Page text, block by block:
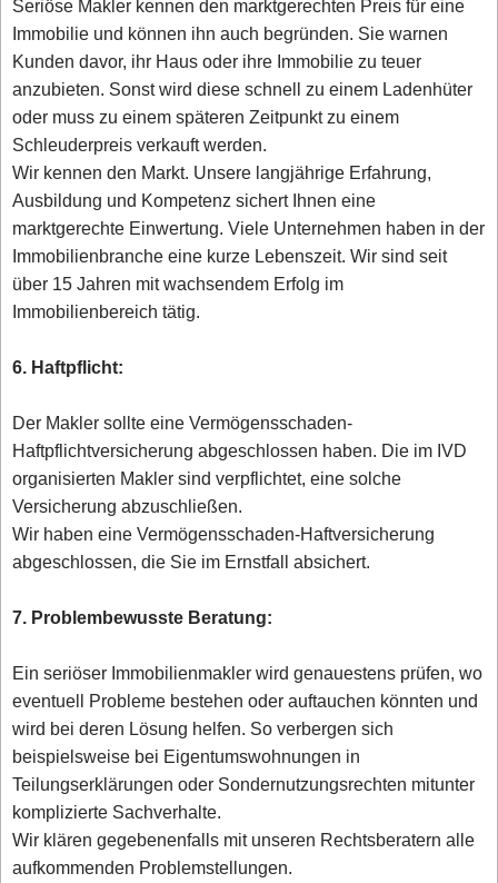
Seriöse Makler kennen den marktgerechten Preis für eine
Immobilie und können ihn auch begründen. Sie warnen
Kunden davor, ihr Haus oder ihre Immobilie zu teuer
anzubieten. Sonst wird diese schnell zu einem Ladenhüter
oder muss zu einem späteren Zeitpunkt zu einem
Schleuderpreis verkauft werden.
Wir kennen den Markt. Unsere langjährige Erfahrung,
Ausbildung und Kompetenz sichert Ihnen eine
marktgerechte Einwertung. Viele Unternehmen haben in der
Immobilienbranche eine kurze Lebenszeit. Wir sind seit
über 15 Jahren mit wachsendem Erfolg im
Immobilienbereich tätig.
6. Haftpflicht:
Der Makler sollte eine Vermögensschaden-
Haftpflichtversicherung abgeschlossen haben. Die im IVD
organisierten Makler sind verpflichtet, eine solche
Versicherung abzuschließen.
Wir haben eine Vermögensschaden-Haftversicherung
abgeschlossen, die Sie im Ernstfall absichert.
7. Problembewusste Beratung:
Ein seriöser Immobilienmakler wird genauestens prüfen, wo
eventuell Probleme bestehen oder auftauchen könnten und
wird bei deren Lösung helfen. So verbergen sich
beispielsweise bei Eigentumswohnungen in
Teilungserklärungen oder Sondernutzungsrechten mitunter
komplizierte Sachverhalte.
Wir klären gegebenenfalls mit unseren Rechtsberatern alle
aufkommenden Problemstellungen.